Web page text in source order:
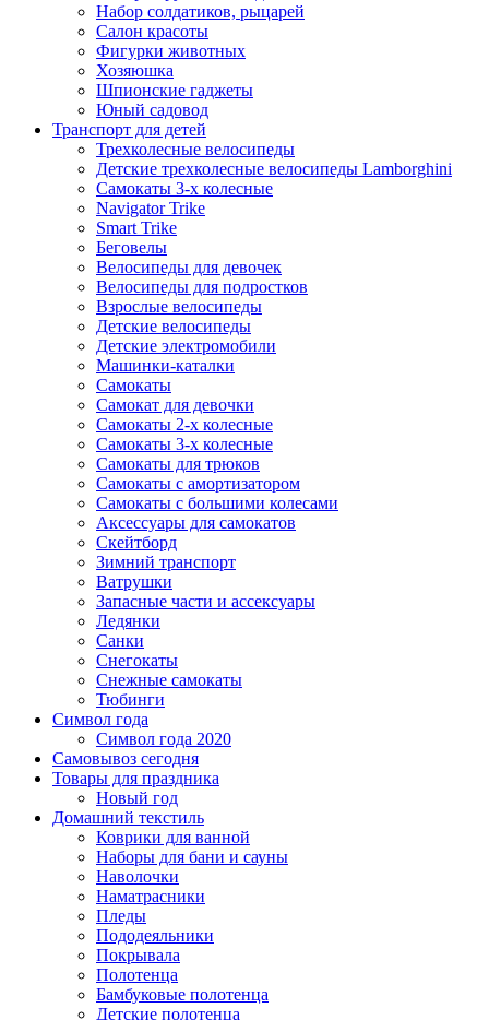
Набор солдатиков, рыцарей
Салон красоты
Фигурки животных
Хозяюшка
Шпионские гаджеты
Юный садовод
Транспорт для детей
Трехколесные велосипеды
Детские трехколесные велосипеды Lamborghini
Самокаты 3-х колесные
Navigator Trike
Smart Trike
Беговелы
Велосипеды для девочек
Велосипеды для подростков
Взрослые велосипеды
Детские велосипеды
Детские электромобили
Машинки-каталки
Самокаты
Самокат для девочки
Самокаты 2-х колесные
Самокаты 3-х колесные
Самокаты для трюков
Самокаты с амортизатором
Самокаты с большими колесами
Аксессуары для самокатов
Скейтборд
Зимний транспорт
Ватрушки
Запасные части и ассексуары
Ледянки
Санки
Снегокаты
Снежные самокаты
Тюбинги
Символ года
Символ года 2020
Самовывоз сегодня
Товары для праздника
Новый год
Домашний текстиль
Коврики для ванной
Наборы для бани и сауны
Наволочки
Наматрасники
Пледы
Пододеяльники
Покрывала
Полотенца
Бамбуковые полотенца
Детские полотенца